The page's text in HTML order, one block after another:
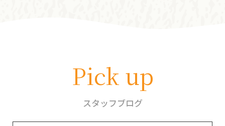
Pick up
スタッフブログ